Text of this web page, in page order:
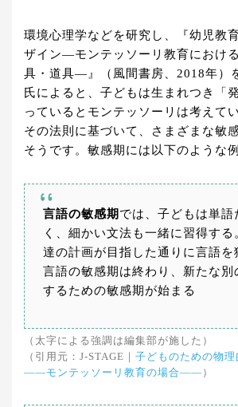
環境心理学などを研究し、『幼児教
ザイン―モンテッソーリ教育におけ
具・道具―』（風間書房、2018年）
氏によると、子どもは生まれつき「
っているとモンテッソーリは考えて
その法則に基づいて、さまざまな敏
そうです。敏感期には以下のような
言語の敏感期 では、子どもは単語
く、細かい文法も一緒に習得する
達の計画が目指した通りに言語を
言語の敏感期は終わり、新たな別
するための敏感期が始まる
（太字による強調は編集部が施した）
（引用元：J-STAGE｜ 子どものための物
――モンテッソーリ教育の場合―― ）